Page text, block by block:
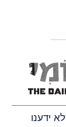
ידענו